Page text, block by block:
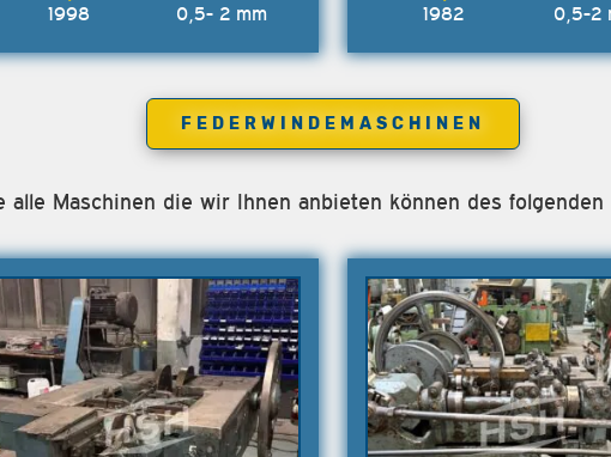
1998 0,5- 2 mm 1982 0,5-2
FEDERWINDEMASCHINEN
alle Maschinen die wir Ihnen anbieten können des folgenden